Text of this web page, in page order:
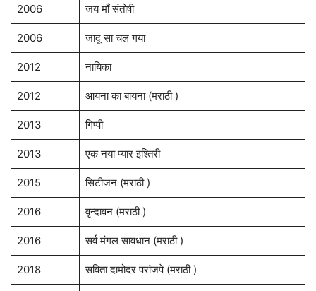
2006 जय माँ संतोषी
2006 जादू सा चल गया
2012 नायिका
2012 आयना का बायना (मराठी )
2013 गिप्पी
2013 एक नया प्यार इश्तिरी
2015 सिटीजन (मराठी )
2016 वृन्दावन (मराठी )
2016 सर्व मंगल सावधान (मराठी )
2018 सविता दामोदर परांजपे (मराठी )